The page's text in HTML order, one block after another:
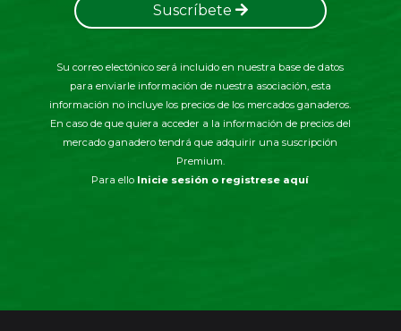
Suscríbete
Su correo electónico será incluido en nuestra base de datos
para enviarle información de nuestra asociación, esta
información no incluye los precios de los mercados ganaderos.
En caso de que quiera acceder a la información de precios del
mercado ganadero tendrá que adquirir una suscripción
Premium.
Para ello Inicie sesión o registrese aquí